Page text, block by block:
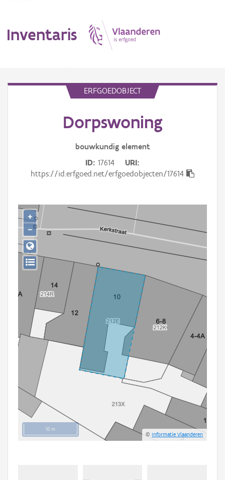
Inventaris
Gebeurtenis
Persoon of collectief
Downloads
Aanmelden
ERFGOEDOBJECT
Dorpswoning
bouwkundig element
ID 17614
URI
https://id.erfgoed.net/erfgoedobjecten/17614
10 m
©Informatie Vlaanderen
+
−